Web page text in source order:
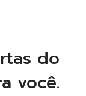
do
você.